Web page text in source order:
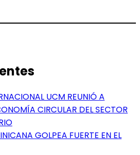
UCM REUNIÓ A
CIRCULAR DEL SECTOR
GOLPEA FUERTE EN EL